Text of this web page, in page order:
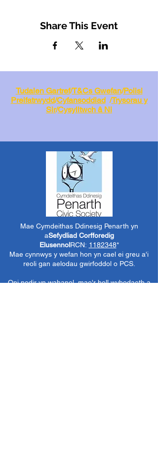
Share This Event
Tudalen Gartref/T&Cs Gwefan/Polisi
Preifatrwydd/Cyfansoddiad/Trysorau y
Sir/Cysylltwch â Ni
Mae Cymdeithas Ddinesig Penarth yn
aSefydliad Corfforedig
ElusennolRCN: 1182348*
Mae cynnwys y wefan hon yn cael ei greu a'i
reoli gan aelodau gwirfoddol o PCS.
Oni nodir yn wahanol, mae'r holl wybodaeth a